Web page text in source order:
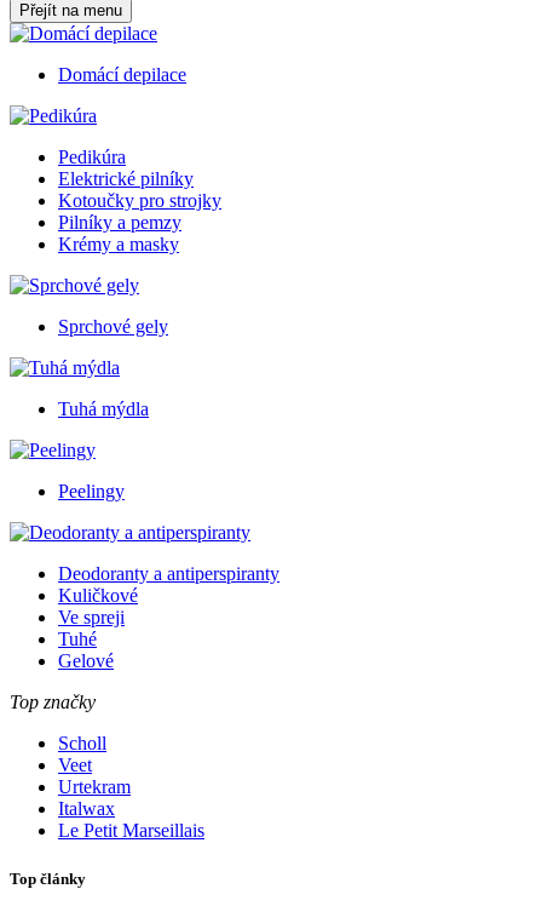
Přejít na menu
Domácí depilace
Pedikúra
Elektrické pilníky
Kotoučky pro strojky
Pilníky a pemzy
Krémy a masky
Sprchové gely
Tuhá mýdla
Peelingy
Deodoranty a antiperspiranty
Kuličkové
Ve spreji
Tuhé
Gelové
Top značky
Scholl
Veet
Urtekram
Italwax
Le Petit Marseillais
Top články